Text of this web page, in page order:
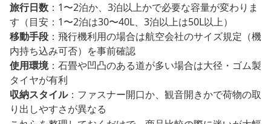
旅行日数 ：1〜2泊か、3泊以上かで必要な容量が変わりま
す（目安：1〜2泊は30〜40L、3泊以上は50L以上）
移動手段 ：飛行機利用の場合は航空会社のサイズ規定（機
内持ち込み可否）を事前確認
使用環境：石畳や凹凸のある道が多い場合は大径・ゴム製
タイヤが有利
収納スタイル：ファスナー開口か、観音開きかで荷物の取
り出しやすさが異なる